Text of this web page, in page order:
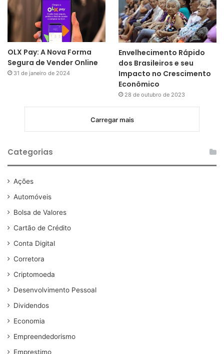
OLX Pay: A Nova Forma
Segura de Vender Online
31 de janeiro de 2024
Envelhecimento Rápido
dos Brasileiros e seu
Impacto no Crescimento
Econômico
28 de outubro de 2023
Carregar mais
Categorias
Ações
Automóveis
Bolsa de Valores
Cartão de Crédito
Conta Digital
Corretora
Criptomoeda
Desenvolvimento Pessoal
Dividendos
Economia
Empreendedorismo
Emprestimo